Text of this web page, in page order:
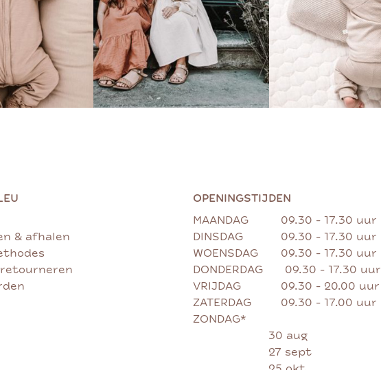
& afhalen
retourneren
OPENINGSTIJDEN
MAANDAG
09.30 - 17.30 uur
DINSDAG
09.30 - 17.30 uur
WOENSDAG
09.30 - 17.30 uur
DONDERDAG
09.30 - 17.30 uur
VRIJDAG
09.30 - 20.00 uur
ZATERDAG
09.30 - 17.00 uur
ZONDAG*
30 aug
27 sept